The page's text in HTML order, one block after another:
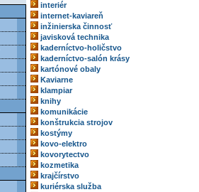
interiér
internet-kaviareň
inžinierska činnosť
javisková technika
kaderníctvo-holičstvo
kaderníctvo-salón krásy
kartónové obaly
Kaviarne
klampiar
knihy
komunikácie
konštrukcia strojov
kostýmy
kovo-elektro
kovorytectvo
kozmetika
krajčírstvo
kuriérska služba